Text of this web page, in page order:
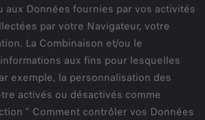
aux Données fournies par vos activités
par votre Navigateur, votre
La Combinaison et/ou le
aux fins pour lesquelles
exemple, la personnalisation des
activés ou désactivés comme
" Comment contrôler vos Données